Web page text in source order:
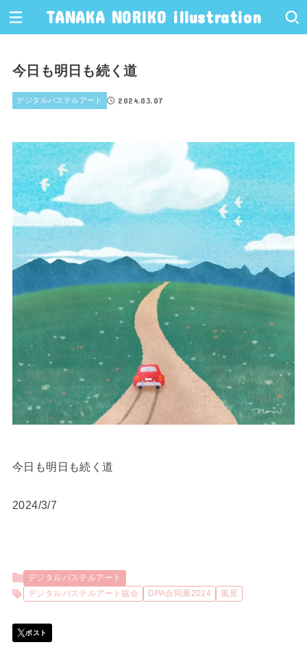
TANAKA NORIKO illustration
今日も明日も続く道
デジタルパステルアート 2024.03.07
今日も明日も続く道
2024/3/7
デジタルパステルアート
デジタルパステルアート協会
DPA合同展2024 風景